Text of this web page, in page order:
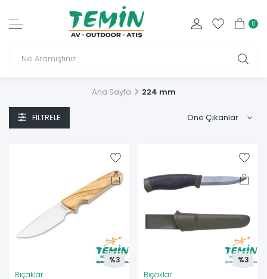
0
Ana Sayfa 224 mm
FILTRELE
Bıçaklar
%3
Bıçaklar
%3